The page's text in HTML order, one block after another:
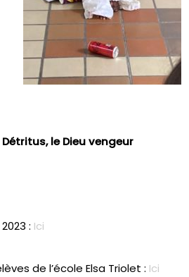
Dieu vengeur
: Ici
de l’école Elsa Triolet : Ici